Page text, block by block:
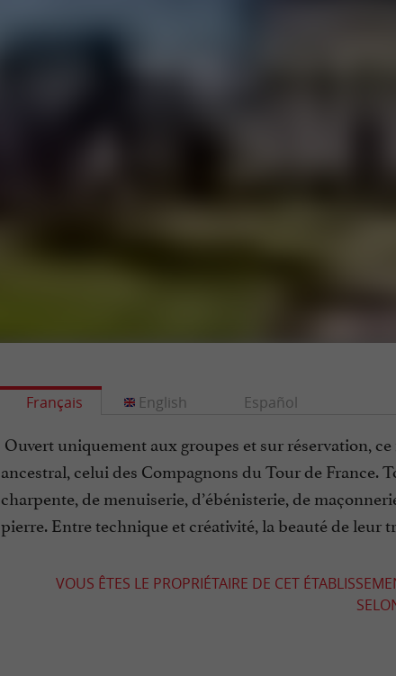
Français
Ouvert uniquement aux groupes et sur réservation,
ancestral, celui des Compagnons du Tour de France.
charpente, de menuiserie, d’ébénisterie, de
pierre. Entre technique et créativité, la beauté de leur
VOUS ÊTES LE PROPRIÉTAIRE DE CET
English Español